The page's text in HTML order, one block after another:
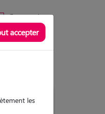
Connexion
accepter
les